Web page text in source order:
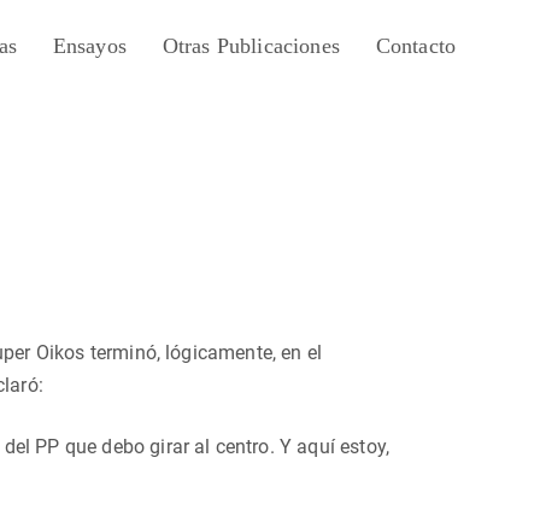
Ensayos Otras Publicaciones Contacto
Oikos terminó, lógicamente, en el
PP que debo girar al centro. Y aquí estoy,